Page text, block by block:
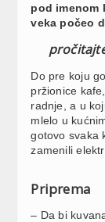
pod imenom
veka počeo
Do pre koju
pržionice
radnje, a u
mlelo u
gotovo svaka
zamenili
Priprema
– Da bi